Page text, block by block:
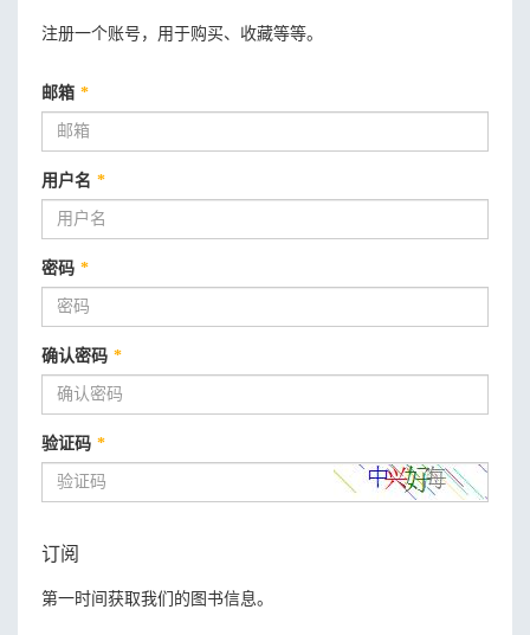
注册一个账号，用于购买、收藏等等。
邮箱 *
用户名 *
密码 *
确认密码 *
验证码 *
订阅
第一时间获取我们的图书信息。